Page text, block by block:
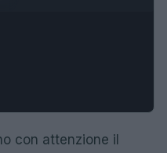
con attenzione il